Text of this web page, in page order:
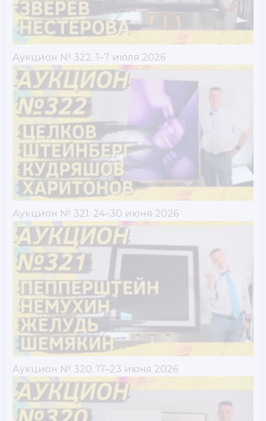
Аукцион № 322. 1–7 июля 2026
Аукцион № 321. 24–30 июня 2026
Аукцион № 320. 17–23 июня 2026